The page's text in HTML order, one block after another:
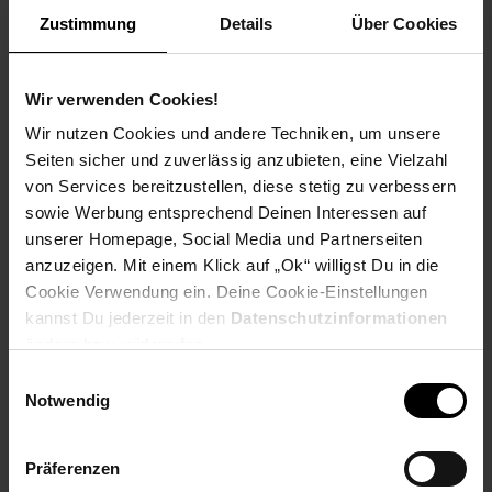
Zustimmung Details Über Cookies
Wir verwenden Cookies!
Wir nutzen Cookies und andere Techniken, um unsere
Seiten sicher und zuverlässig anzubieten, eine Vielzahl
von Services bereitzustellen, diese stetig zu verbessern
sowie Werbung entsprechend Deinen Interessen auf
unserer Homepage, Social Media und Partnerseiten
anzuzeigen. Mit einem Klick auf „Ok“ willigst Du in die
Cookie Verwendung ein. Deine Cookie-Einstellungen
kannst Du jederzeit in den Datenschutzinformationen
Notwendig
Präferenzen
jederzeit ein ergonomisches Sitzen. Auch die Höhe der
schwenkbaren Armlehnen ist regulierbar und der Chefsessel
angenehmes Körpergefühl und verwöhnt Körper und Geist an
kalten Tagen.
Materialzusammensetzung: 100% Polyurethan
Ein weiteres Highlight ist die Massagefunktion.Auswählbar
sind folgende Funktionen:
Intensität = 3 Stufen
Modus = 5 Varianten (Pulse, Press, Wave, Auto, Normal)
Massage Punkte = Insgesamt 8 (2 Nacken, 2 Rücken, 2
Kabellänge = 210 cm, EU Stecker
Gesamthöhe: 131-141 cm